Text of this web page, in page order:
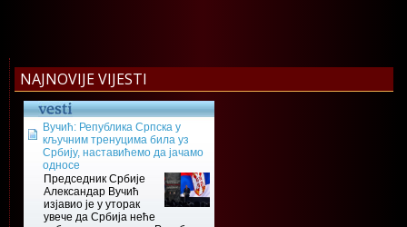
NAJNOVIJE VIJESTI